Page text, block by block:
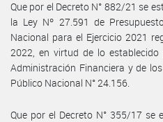
Que por el Decreto N° 882/21 se
la Ley Nº 27.591 de
Nacional para el Ejercicio 2021
2022, en virtud de lo
Administración Financiera y de
Público Nacional N° 24.156.
Que por el Decreto N° 355/17 se